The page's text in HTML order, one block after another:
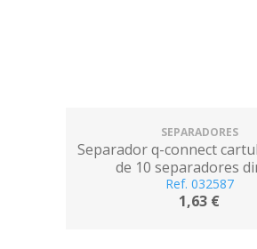
SEPARADORES
Separador q-connect
de 10 separadores
Ref. 032587
1,63 €